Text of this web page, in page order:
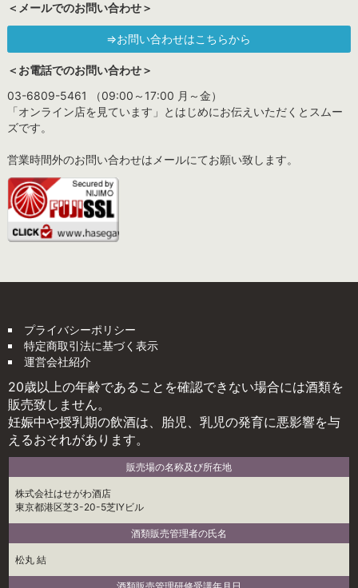
＜メールでのお問い合わせ＞
⇒お問い合わせはこちらから
＜お電話でのお問い合わせ＞
03-6809-5461 （09:00～17:00 月～金）
「オンライン店を見ています」とはじめにお伝えいただくとスムー
ズです。
営業時間外のお問い合わせはメールにてお願い致します。
プライバシーポリシー
特定商取引法に基づく表示
運営会社紹介
20歳以上の年齢であることを確認できない場合には酒類を
販売致しません。
妊娠中や授乳期の飲酒は、胎児、乳児の発育に悪影響を与
えるおそれがあります。
販売場の名称及び所在地
株式会社はせがわ酒店
東京都港区芝3-20-5芝IYビル
酒類販売管理者の氏名
松丸 結